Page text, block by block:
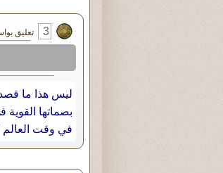
3 تعليق
ليس هذا ما
بصماتها
في وقت العالم